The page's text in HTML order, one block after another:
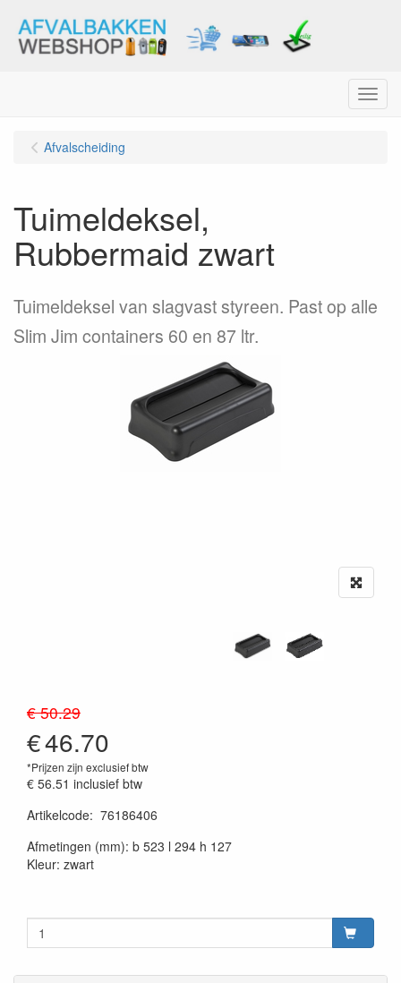
Menu
Afvalscheiding
Tuimeldeksel,
Rubbermaid zwart
Tuimeldeksel van slagvast styreen. Past op alle
Slim Jim containers 60 en 87 ltr.
€ 50.29
€46.70
*Prijzen zijn exclusief btw
€ 56.51 inclusief btw
Artikelcode: 76186406
Afmetingen (mm): b 523 l 294 h 127
Kleur: zwart